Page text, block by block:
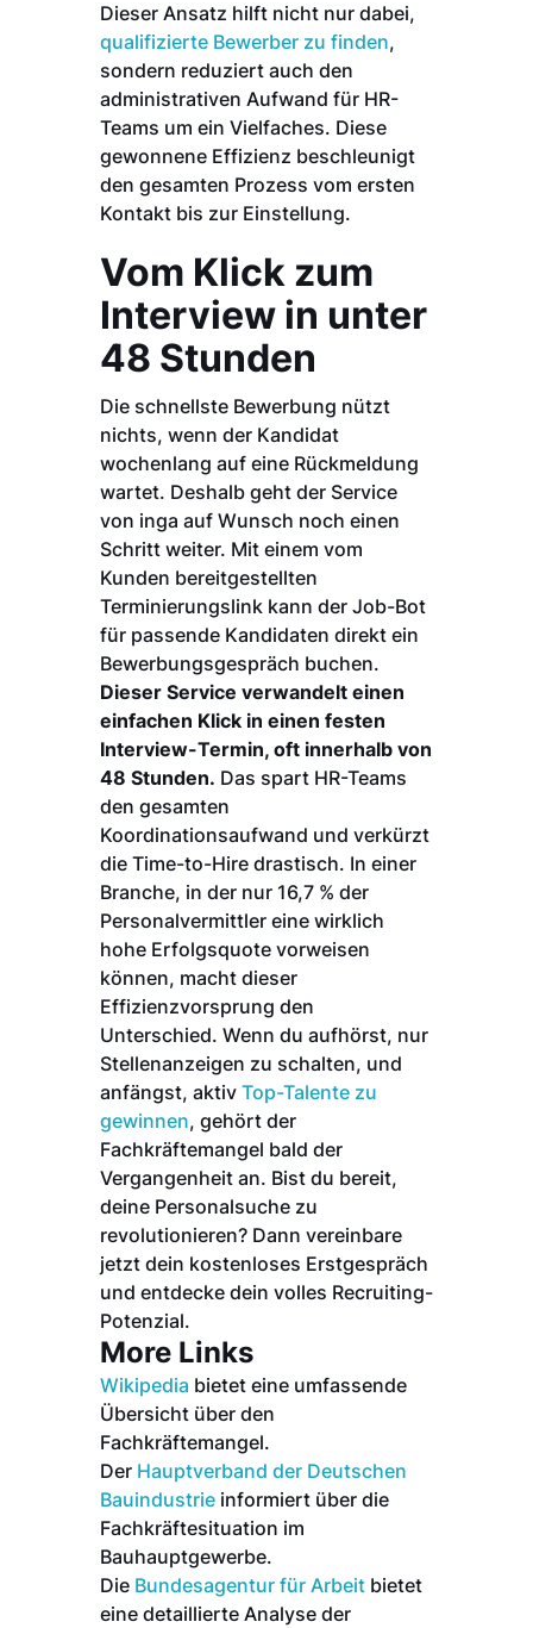
Dieser Ansatz hilft nicht nur dabei,
qualifizierte Bewerber zu finden,
sondern reduziert auch den
administrativen Aufwand für HR-
Teams um ein Vielfaches. Diese
gewonnene Effizienz beschleunigt
den gesamten Prozess vom ersten
Kontakt bis zur Einstellung.
Vom Klick zum
Interview in unter
48 Stunden
Die schnellste Bewerbung nützt
nichts, wenn der Kandidat
wochenlang auf eine Rückmeldung
wartet. Deshalb geht der Service
von inga auf Wunsch noch einen
Schritt weiter. Mit einem vom
Kunden bereitgestellten
Terminierungslink kann der Job-Bot
für passende Kandidaten direkt ein
Bewerbungsgespräch buchen.
Dieser Service verwandelt einen
einfachen Klick in einen festen
Interview-Termin, oft innerhalb von
48 Stunden. Das spart HR-Teams
den gesamten
Koordinationsaufwand und verkürzt
die Time-to-Hire drastisch. In einer
Branche, in der nur 16,7 % der
Personalvermittler eine wirklich
hohe Erfolgsquote vorweisen
können, macht dieser
Effizienzvorsprung den
Unterschied. Wenn du aufhörst, nur
Stellenanzeigen zu schalten, und
anfängst, aktiv Top-Talente zu
gewinnen, gehört der
Fachkräftemangel bald der
Vergangenheit an. Bist du bereit,
deine Personalsuche zu
revolutionieren? Dann vereinbare
jetzt dein kostenloses Erstgespräch
und entdecke dein volles Recruiting-
Potenzial.
More Links
Wikipedia bietet eine umfassende
Übersicht über den
Fachkräftemangel.
Der Hauptverband der Deutschen
Bauindustrie informiert über die
Fachkräftesituation im
Bauhauptgewerbe.
Die Bundesagentur für Arbeit bietet
eine detaillierte Analyse der